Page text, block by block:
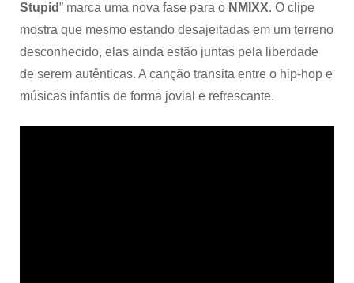
Stupid” marca uma nova fase para o NMIXX. O clipe
mostra que mesmo estando desajeitadas em um terreno
desconhecido, elas ainda estão juntas pela liberdade
de serem autênticas. A canção transita entre o hip-hop e
músicas infantis de forma jovial e refrescante.